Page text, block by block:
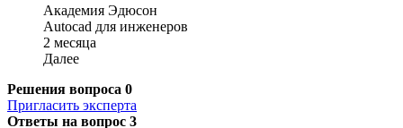
Академия Эдюсон
Autocad для инженеров
2 месяца
Далее
Решения вопроса 0
Пригласить эксперта
Ответы на вопрос 3